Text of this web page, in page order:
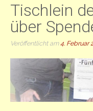
Tischlein
über
Veröffentlicht am4. Februar